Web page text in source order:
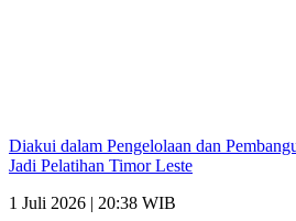
Diakui dalam Pengelolaan dan
Jadi Pelatihan Timor Leste
1 Juli 2026 | 20:38 WIB